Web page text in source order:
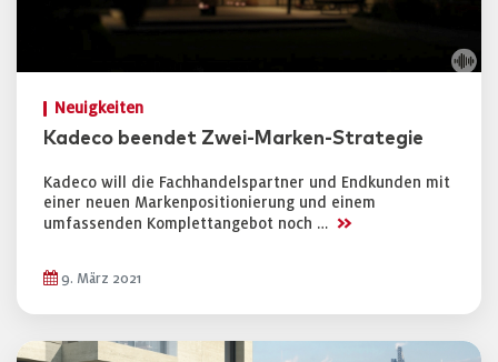
Neuigkeiten
Kadeco beendet Zwei-Marken-Strategie
Kadeco will die Fachhandelspartner und Endkunden mit
einer neuen Markenpositionierung und einem
umfassenden Komplettangebot noch … >>
9. März 2021